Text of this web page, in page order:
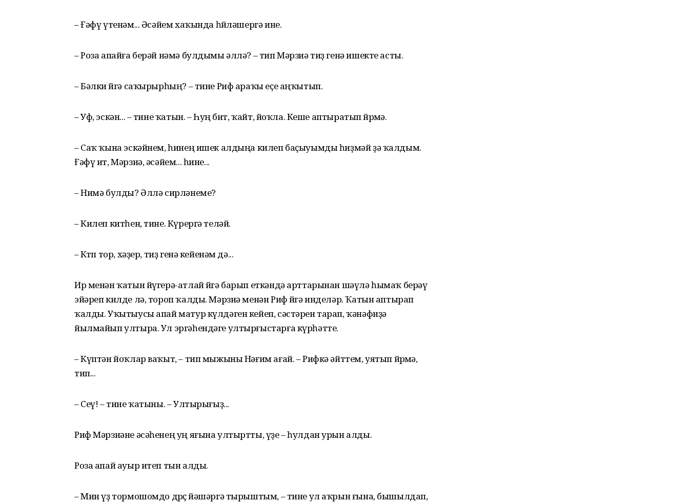
– Ғәфү үтенәм... Әсәйем хаҡында һөйләшергә ине.
– Роза апайға берәй нәмә булдымы әллә? – тип Мәрзиә тиҙ генә ишекте асты.
– Бәлки өйгә саҡырырһың? – тине Риф араҡы еҫе аңҡытып.
– Уф, эскән... – тине ҡатын. – Һуң бит, ҡайт, йоҡла. Кеше аптыратып йөрөмә.
– Саҡ ҡына эскәйнем, һинең ишек алдыңа килеп баҫыуымды һиҙмәй ҙә ҡалдым.
Ғәфү ит, Мәрзиә, әсәйем... һине...
– Нимә булды? Әллә сирләнеме?
– Килеп китһен, тине. Күрергә теләй.
– Көтөп тор, хәҙер, тиҙ генә кейенәм дә...
Ир менән ҡатын йүгерә-атлай өйгә барып еткәндә арттарынан шәүлә һымаҡ берәү
эйәреп килде лә, тороп ҡалды. Мәрзиә менән Риф өйгә инделәр. Ҡатын аптырап
ҡалды. Уҡытыусы апай матур күлдәген кейеп, сәстәрен тарап, ҡәнәфиҙә
йылмайып ултыра. Ул эргәһендәге ултырғыстарға күрһәтте.
– Күптән йоҡлар ваҡыт, – тип мыжыны Нәғим ағай. – Рифкә әйттем, уятып йөрөмә,
тип...
– Сеү! – тине ҡатыны. – Ултырығыҙ...
Риф Мәрзиәне әсәһенең уң яғына ултыртты, үҙе – һулдан урын алды.
Роза апай ауыр итеп тын алды.
– Мин үҙ тормошомдо дөрөҫ йәшәргә тырыштым, – тине ул аҡрын ғына, бышылдап,